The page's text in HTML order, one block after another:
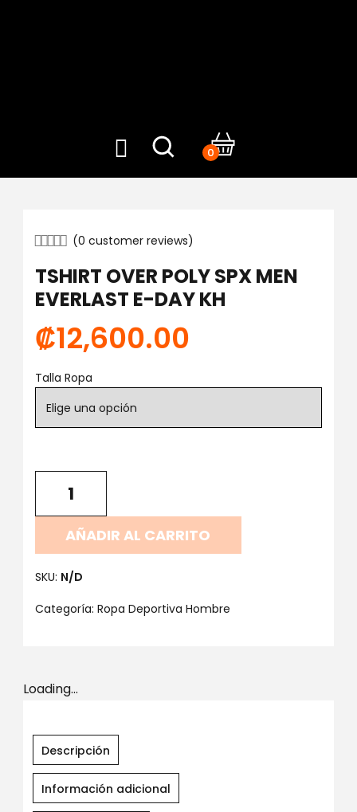
0
(0 customer reviews)
TSHIRT OVER POLY SPX MEN
EVERLAST E-DAY KH
₡12,600.00
Talla Ropa
AÑADIR AL CARRITO
SKU: N/D
Categoría: Ropa Deportiva Hombre
Loading...
Descripción
Información adicional